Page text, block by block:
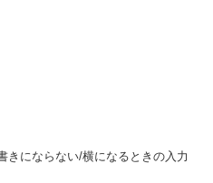
きにならない/横になるときの入力